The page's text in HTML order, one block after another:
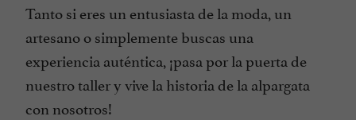
Tanto si eres un entusiasta de la moda, un
artesano o simplemente buscas una
experiencia auténtica, ¡pasa por la puerta de
nuestro taller y vive la historia de la alpargata
con nosotros!